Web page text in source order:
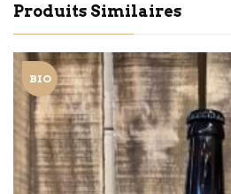
Produits Similaires
BIO